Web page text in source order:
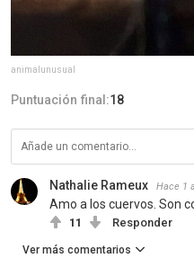
animalunusual
Puntuación final:18
Nathalie Rameux Hace 1
Amo a los cuervos. Son
11 Responder
Ver más comentarios